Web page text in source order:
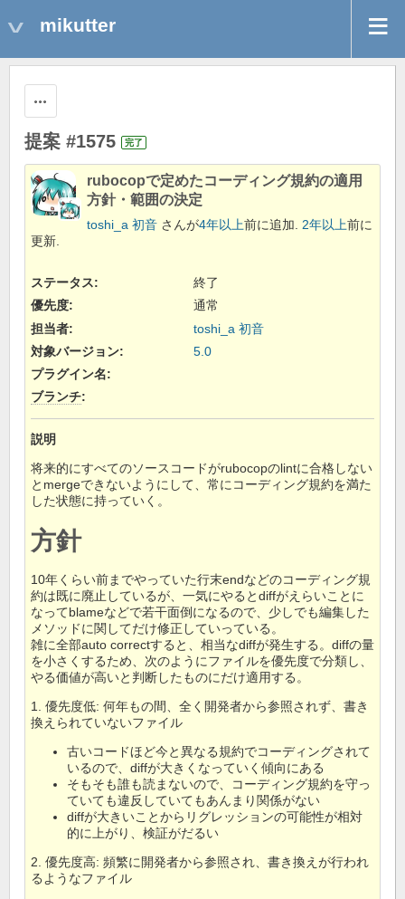
mikutter
提案 #1575 完了
rubocopで定めたコーディング規約の適用
方針・範囲の決定
toshi_a 初音 さんが4年以上前に追加. 2年以上前に
更新.
ステータス:
終了
優先度:
通常
担当者:
toshi_a 初音
対象バージョン:
5.0
プラグイン名:
ブランチ:
説明
将来的にすべてのソースコードがrubocopのlintに合格しない
とmergeできないようにして、常にコーディング規約を満た
した状態に持っていく。
方針
10年くらい前までやっていた行末endなどのコーディング規
約は既に廃止しているが、一気にやるとdiffがえらいことに
なってblameなどで若干面倒になるので、少しでも編集した
メソッドに関してだけ修正していっている。
雑に全部auto correctすると、相当なdiffが発生する。diffの量
を小さくするため、次のようにファイルを優先度で分類し、
やる価値が高いと判断したものにだけ適用する。
1. 優先度低: 何年もの間、全く開発者から参照されず、書き
換えられていないファイル
古いコードほど今と異なる規約でコーディングされて
いるので、diffが大きくなっていく傾向にある
そもそも誰も読まないので、コーディング規約を守っ
ていても違反していてもあんまり関係がない
diffが大きいことからリグレッションの可能性が相対
的に上がり、検証がだるい
2. 優先度高: 頻繁に開発者から参照され、書き換えが行われ
るようなファイル